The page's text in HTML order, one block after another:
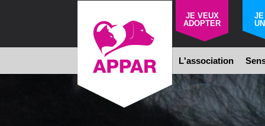
JE VEUX
ADOPTER
JE
L'association